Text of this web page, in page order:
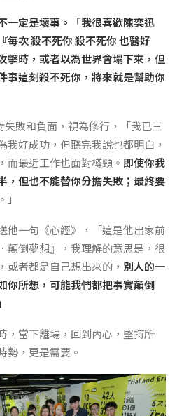
一定是壞事。「我很喜歡陳奕迅
每次 殺不死你 殺不死你 也醫好
擊時，或者以為世界會塌下來，但
事這刻殺不死你，將來就是幫助你
失敗和負面，視為修行，「我已三
我好成功，但聽完我說也都明白，
而最近工作也面對樽頸 。 即使你我
，但也不能替你分擔失敗；最終要
。」
他一句《心經》，「這是他出家前
倒夢想』，我理解的意思是，很
或者都是自己想出來的， 別人的一
你所想，可能我們都把事實顛倒
，當下離場，回到內心，堅持所
勢，更是需要。